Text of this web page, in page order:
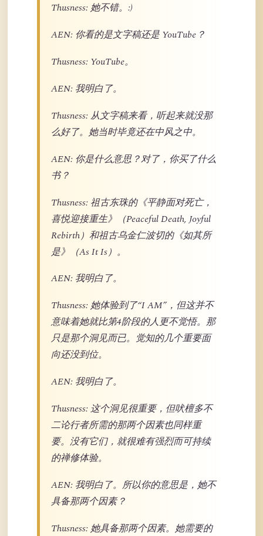
Thusness: 她不错。:)
AEN: 你看的是文字稿还是 YouTube？
Thusness: YouTube。
AEN: 我明白了。
Thusness: 从文字稿来看，听起来就没那
么好了。她当时毕竟还在中风之中。
AEN: 你是什么意思？对了，你买了什么
书？
Thusness: 祖古东珠的《平静面对死亡，
喜悦迎接重生》（Peaceful Death, Joyful
Rebirth）和祖古乌金仁波切的《如其所
是》（As It Is）。
AEN: 我明白了。
Thusness: 她体验到了“I AM”，但这并不
意味着她就比第4阶段的人更不觉悟。那
只是那个洞见而已。觉知的几个重要面
向还没到位。
AEN: 我明白了。
Thusness: 这个洞见很重要，但吠檀多不
二论行者所需的那两个因素也同样重
要。没有它们，就很难有强烈而可持续
的禅修体验。
AEN: 我明白了。所以你的意思是，她不
具备那两个因素？
Thusness: 她具备那两个因素。她需要的